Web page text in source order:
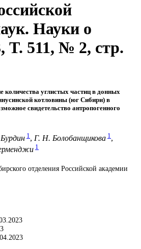
Науки о
T. 511, № 2, стр.
количества углистых частиц в донных
котловины (юг Сибири) в
свидетельство антропогенного
1 , Г. Н. Болобанщикова 1 ,
1
отделения Российской академии